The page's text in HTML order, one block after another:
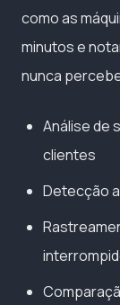
como as
minutos e
nunca
Análise de
clientes
Detecção